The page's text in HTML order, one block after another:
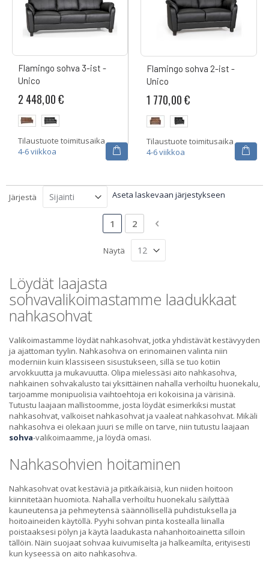
Flamingo sohva 3-ist -
Unico
2 448,00 €
Tilaustuote toimitusaika
4-6 viikkoa
Flamingo sohva 2-ist -
Unico
1 770,00 €
Tilaustuote toimitusaika
4-6 viikkoa
Järjestä Aseta laskevaan järjestykseen
SivuLuet tällä hetkellä sivua
1 Sivu
2 Sivu
Siirry maksutavan
Näytä
Löydät laajasta
sohvavalikoimastamme laadukkaat
nahkasohvat
Valikoimastamme löydät nahkasohvat, jotka yhdistävät kestävyyden
ja ajattoman tyylin. Nahkasohva on erinomainen valinta niin
moderniin kuin klassiseen sisustukseen, sillä se tuo kotiin
arvokkuutta ja mukavuutta. Olipa mielessäsi aito nahkasohva,
nahkainen sohvakalusto tai yksittäinen nahalla verhoiltu huonekalu,
tarjoamme monipuolisia vaihtoehtoja eri kokoisina ja värisinä.
Tutustu laajaan mallistoomme, josta löydät esimerkiksi mustat
nahkasohvat, valkoiset nahkasohvat ja vaaleat nahkasohvat. Mikäli
nahkasohva ei olekaan juuri se mille on tarve, niin tutustu laajaan
sohva-valikoimaamme, ja löydä omasi.
Nahkasohvien hoitaminen
Nahkasohvat ovat kestäviä ja pitkäikäisiä, kun niiden hoitoon
kiinnitetään huomiota. Nahalla verhoiltu huonekalu säilyttää
kauneutensa ja pehmeytensä säännöllisellä puhdistuksella ja
hoitoaineiden käytöllä. Pyyhi sohvan pinta kostealla liinalla
poistaaksesi pölyn ja käytä laadukasta nahanhoitoainetta silloin
tällöin. Näin suojaat sohvaa kuivumiselta ja halkeamilta, erityisesti
kun kyseessä on aito nahkasohva.